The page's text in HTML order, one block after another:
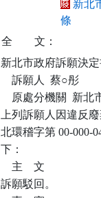
新北
條
全
文：
新北市政府訴願決定
    訴願人  蔡○彤
原處分機關  新
上列訴願人因違反
北環稽字第 00-000-
下：
    主    文
訴願駁回。